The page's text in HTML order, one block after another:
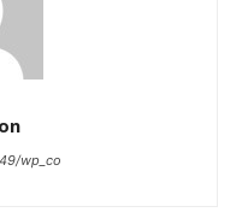
wp_co